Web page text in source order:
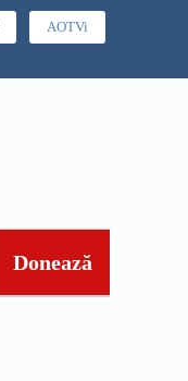
AOTVi
Donează